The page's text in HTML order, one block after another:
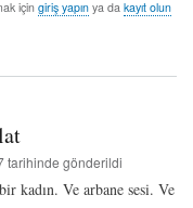
için giriş yapınya da kayıt olun
tarihinde gönderildi
kadın. Ve arbane sesi. Ve